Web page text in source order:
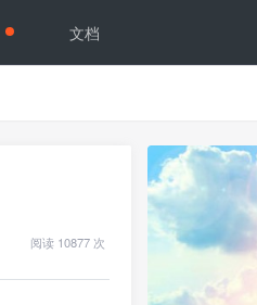
文档
阅读 10877 次